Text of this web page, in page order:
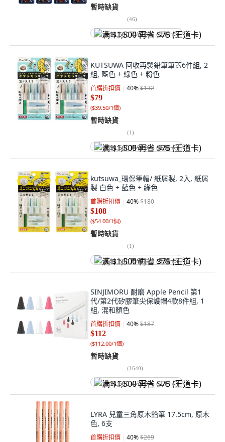
暫時缺貨
(46)
满 $1,500 再省 $75 (王道卡)
KUTSUWA 回收再製鉛筆筆蓋6件組, 2
組, 藍色 + 綠色 + 粉色
首購折扣價 40%$132
$79
($39.50/1個)
暫時缺貨
(1)
满 $1,500 再省 $75 (王道卡)
kutsuwa_環保筆帽/ 紙屑製, 2入, 紙屑
製 白色 + 藍色 + 綠色
首購折扣價 40%$180
$108
($54.00/1個)
暫時缺貨
(1)
满 $1,500 再省 $75 (王道卡)
SINJIMORU 耐磨 Apple Pencil 第1
代/第2代矽膠筆尖保護帽4款8件組, 1
組, 混和顏色
首購折扣價 40%$187
$112
($112.00/1個)
暫時缺貨
(1640)
满 $1,500 再省 $75 (王道卡)
LYRA 兒童三角原木鉛筆 17.5cm, 原木
色, 6支
首購折扣價 40%$269